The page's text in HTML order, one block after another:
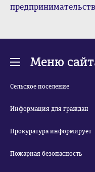
Меню
Сельское поселение
Информация для граждан
Прокуратура информирует
Пожарная безопасность